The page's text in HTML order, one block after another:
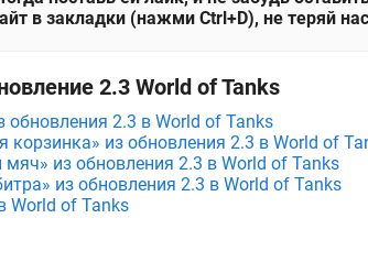
в закладки (нажми Ctrl+D), не теряй
2.3 World of Tanks
обновления 2.3 в World of Tanks
корзинка» из обновления 2.3 в World of
из обновления 2.3 в World of Tanks
из обновления 2.3 в World of Tanks
World of Tanks